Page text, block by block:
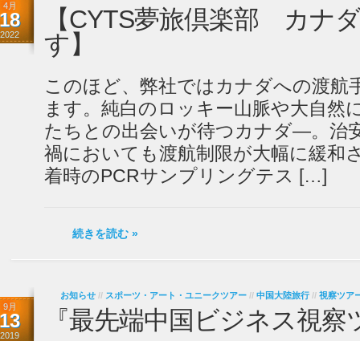
4月
18
2022
【CYTS夢旅倶楽部 カナ
す】
このほど、弊社ではカナダへの渡航
ます。純白のロッキー山脈や大自然
たちとの出会いが待つカナダ―。治
禍においても渡航制限が大幅に緩和
着時のPCRサンプリングテス […]
続きを読む »
9月
13
2019
お知らせ // スポーツ・アート・ユニークツアー // 中国大陸旅行 // 視察ツア
『最先端中国ビジネス視察